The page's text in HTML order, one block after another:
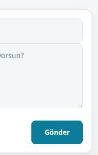
Gönder